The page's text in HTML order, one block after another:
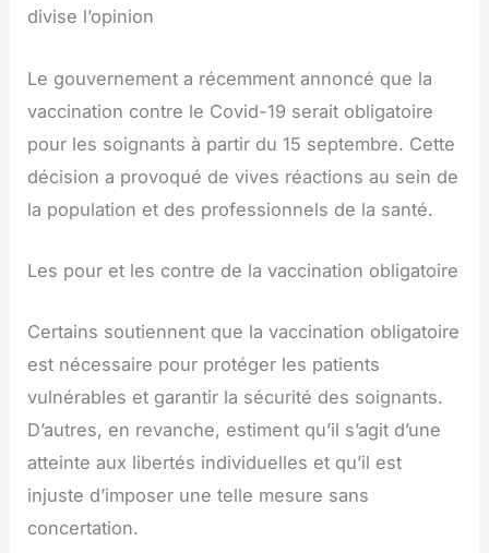
divise l’opinion
Le gouvernement a récemment annoncé que la
vaccination contre le Covid-19 serait obligatoire
pour les soignants à partir du 15 septembre. Cette
décision a provoqué de vives réactions au sein de
la population et des professionnels de la santé.
Les pour et les contre de la vaccination obligatoire
Certains soutiennent que la vaccination obligatoire
est nécessaire pour protéger les patients
vulnérables et garantir la sécurité des soignants.
D’autres, en revanche, estiment qu’il s’agit d’une
atteinte aux libertés individuelles et qu’il est
injuste d’imposer une telle mesure sans
concertation.